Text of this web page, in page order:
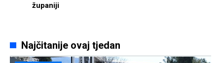
županiji
Najčitanije ovaj tjedan